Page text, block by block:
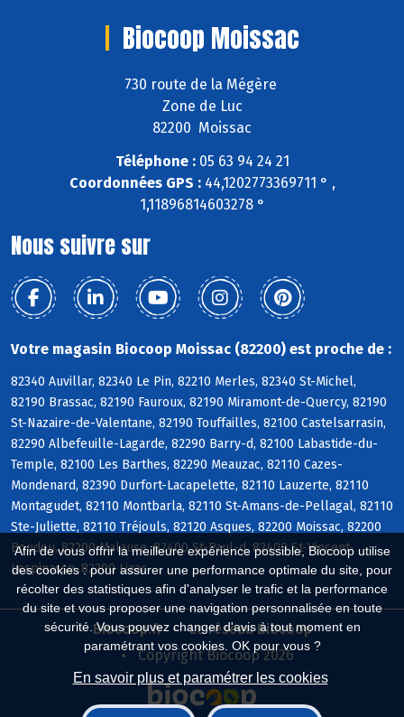
Afin de vous offrir la meilleure expérience possible, Biocoop utilise
des cookies : pour assurer une performance optimale du site, pour
récolter des statistiques afin d'analyser le trafic et la performance
du site et vous proposer une navigation personnalisée en toute
sécurité. Vous pouvez changer d'avis à tout moment en
paramétrant vos cookies. OK pour vous ?
En savoir plus et paramétrer les cookies
Biocoop Moissac
730 route de la Mégère
Zone de Luc
82200 Moissac
Téléphone :05 63 94 24 21
Coordonnées GPS :44,1202773369711 ° ,
1,11896814603278 °
Nous suivre sur
Votre magasin Biocoop Moissac (82200) est proche de :
82340 Auvillar, 82340 Le Pin, 82210 Merles, 82340 St-Michel,
82190 Brassac, 82190 Fauroux, 82190 Miramont-de-Quercy, 82190
St-Nazaire-de-Valentane, 82190 Touffailles, 82100 Castelsarrasin,
82290 Albefeuille-Lagarde, 82290 Barry-d, 82100 Labastide-du-
Temple, 82100 Les Barthes, 82290 Meauzac, 82110 Cazes-
Mondenard, 82390 Durfort-Lacapelette, 82110 Lauzerte, 82110
Montagudet, 82110 Montbarla, 82110 St-Amans-de-Pellagal, 82110
Ste-Juliette, 82110 Tréjouls, 82120 Asques, 82200 Moissac, 82200
Boudou, 82200 Malause, 82400 St-Paul-d, 82400 St-Vincent-
Lespinasse, 82200 Lizac
Biocoop.fr
Le réseau Biocoop
Copyright Biocoop 2026